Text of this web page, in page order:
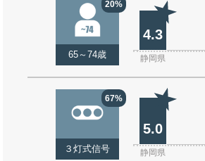
20%
65～74歳
4.3
静岡県
67%
３灯式信号
5.0
静岡県